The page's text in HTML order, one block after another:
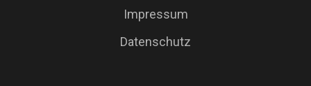
Impressum
Datenschutz